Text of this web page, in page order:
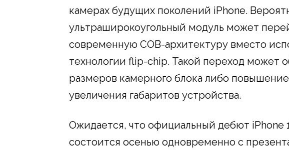
камерах будущих поколений iPhone.
ультраширокоугольный модуль может
современную COB-архитектуру вместо
технологии flip-chip. Такой переход может
размеров камерного блока либо
увеличения габаритов устройства.
Ожидается, что официальный дебют iPhone
состоится осенью одновременно с